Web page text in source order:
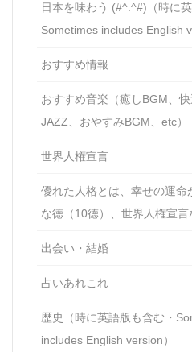
日本を味わう (#^.^#)（時に
Sometimes includes English
おすすめ情報
おすすめ音楽（癒しBGM、快
JAZZ、おやすみBGM、etc）
世界人権宣言
優れた人格とは、幸せの運命
な徳（10徳）、世界人権宣言
出会い・結婚
占いあれこれ
歴史（時に英語版も含む・
includes English version）